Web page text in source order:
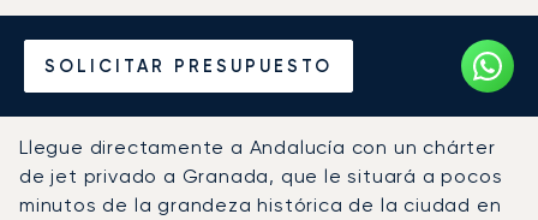
SOLICITAR PRESUPUESTO
Alquile un Jet Privado
desde o hacia Granada
Llegue directamente a Andalucía con un chárter
de jet privado a Granada, que le situará a pocos
minutos de la grandeza histórica de la ciudad en